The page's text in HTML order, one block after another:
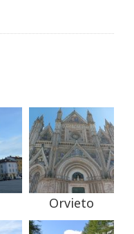
Orvieto